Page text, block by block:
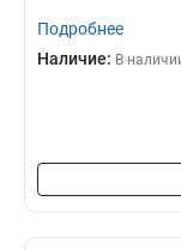
Подробнее
Наличие: В